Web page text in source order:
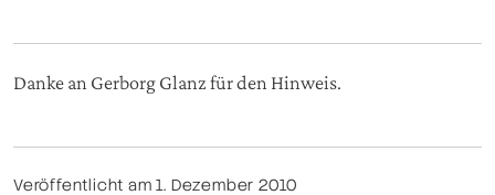
Danke an Gerborg Glanz für den Hinweis.
Veröffentlicht am 1. Dezember 2010